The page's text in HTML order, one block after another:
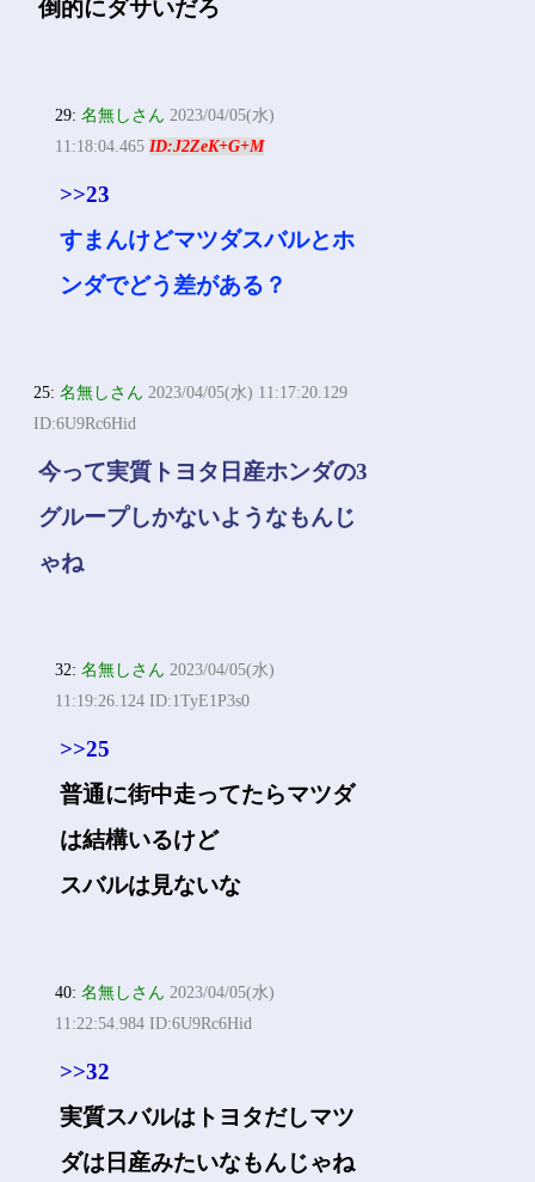
倒的にダサいだろ
29:名無しさん 2023/04/05(水)
11:18:04.465ID:J2ZeK+G+M
>>23
すまんけどマツダスバルとホ
ンダでどう差がある？
25:名無しさん 2023/04/05(水) 11:17:20.129
ID:6U9Rc6Hid
今って実質トヨタ日産ホンダの3
グループしかないようなもんじ
ゃね
32:名無しさん 2023/04/05(水)
11:19:26.124 ID:1TyE1P3s0
>>25
普通に街中走ってたらマツダ
は結構いるけど
スバルは見ないな
40:名無しさん 2023/04/05(水)
11:22:54.984 ID:6U9Rc6Hid
>>32
実質スバルはトヨタだしマツ
ダは日産みたいなもんじゃね